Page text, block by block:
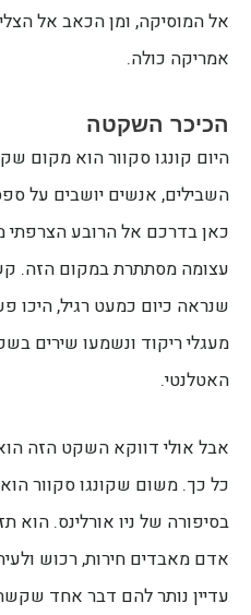
אל המוסיקה, ומן הכאב אל
אמריקה כולה.
הכיכר השקטה
היום קונגו סקוור הוא מקום
השבילים, אנשים יושבים על
כאן בדרכם אל הרובע הצרפתי
עצומה מסתתרת במקום הזה.
שנראה כיום כמעט רגיל, היכו
מעגלי ריקוד ונשמעו שירים
האטלנטי.
אבל אולי דווקא השקט הזה
כל כך. משום שקונגו סקוור
בסיפורה של ניו אורלינס. הוא
אדם מאבדים חירות, רכוש
עדיין נותר להם דבר אחד